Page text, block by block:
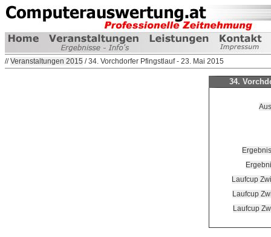
//Veranstaltungen 2015 / 34. Vorchdorfer Pfingstlauf - 23. Mai 2015
34.
Laufcup
Laufcup
Laufcup